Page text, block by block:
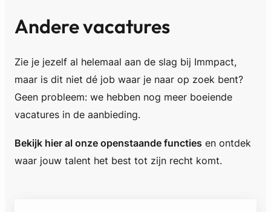
Andere vacatures
Zie je jezelf al helemaal aan de slag bij Immpact,
maar is dit niet dé job waar je naar op zoek bent?
Geen probleem: we hebben nog meer boeiende
vacatures in de aanbieding.
Bekijk hier al onze openstaande functies en ontdek
waar jouw talent het best tot zijn recht komt.